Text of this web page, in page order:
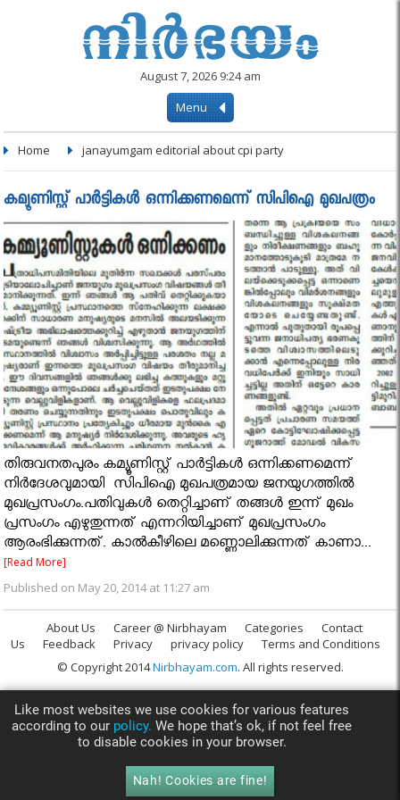
August 7, 2026 9:24 am
Menu
Home janayumgam editorial about cpi party
കമ്യൂണിസ്റ്റ് പാര്‍ട്ടികള്‍ ഒന്നിക്കണമെന്ന് സിപിഐ മുഖപത്രം
തിരുവനതപുരം കമ്യൂണിസ്റ്റ് പാര്‍ട്ടികള്‍ ഒന്നിക്കണമെന്ന്
നിര്‍ദേശവുമായി സിപിഐ മുഖപത്രമായ ജനയുഗത്തില്‍
മുഖപ്രസംഗം.പതിവുകള്‍ തെറ്റിച്ചാണ് തങ്ങള്‍ ഇന്ന് മുഖം
പ്രസംഗം എഴുതുന്നത് എന്നറിയിച്ചാണ് മുഖപ്രസംഗം
ആരംഭിക്കുന്നത്. കാല്‍കീഴിലെ മണ്ണൊലിക്കുന്നത് കാണാ...
[Read More]
Published on May 20, 2014 at 11:27 am
About Us Career @ Nirbhayam Categories
Contact
Us
Feedback Privacy privacy policy
Terms and Conditions
© Copyright 2014Nirbhayam.com. All rights reserved.
Like most websites we use cookies for various features
according to our policy. We hope that’s ok, if not feel free
to disable cookies in your browser.
Nah! Cookies are fine!